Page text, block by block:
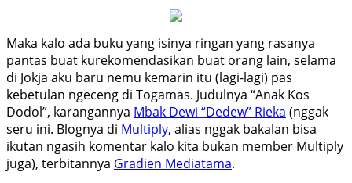
Maka kalo ada buku yang isinya ringan yang rasanya
pantas buat kurekomendasikan buat orang lain, selama
di Jokja aku baru nemu kemarin itu (lagi-lagi) pas
kebetulan ngeceng di Togamas. Judulnya “Anak Kos
Dodol”, karangannya Mbak Dewi “Dedew” Rieka (nggak
seru ini. Blognya di Multiply, alias nggak bakalan bisa
ikutan ngasih komentar kalo kita bukan member Multiply
juga), terbitannya Gradien Mediatama.